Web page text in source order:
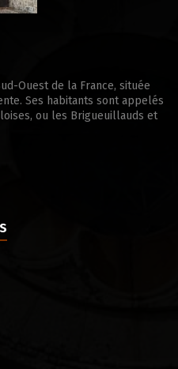
Ouest de la France, située
Ses habitants sont appelés
ou les Brigueuillauds et